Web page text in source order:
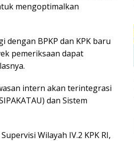
mengoptimalkan
BPKP dan KPK baru
pemeriksaan dapat
intern akan terintegrasi
dan Sistem
Wilayah IV.2 KPK RI,